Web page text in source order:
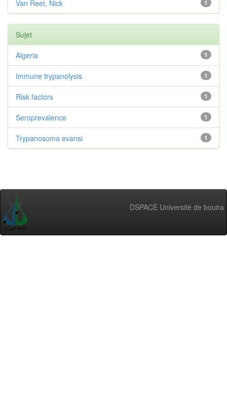
1
Van Reet, Nick
Sujet
1
Algeria
1
Immune trypanolysis
1
Risk factors
1
Seroprevalence
1
Trypanosoma evansi
DSPACE Université de bouira